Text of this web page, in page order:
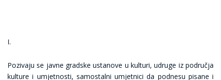
I.
Pozivaju se javne gradske ustanove u kulturi, udruge iz područja
kulture i umjetnosti, samostalni umjetnici da podnesu pisane i